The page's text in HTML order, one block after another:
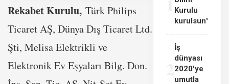
Rekabet Kurulu, Türk Philips
Ticaret AŞ, Dünya Dış Ticaret Ltd.
Şti, Melisa Elektrikli ve
Elektronik Ev Eşyaları Bilg. Don.
Kurulu
kurulsun"
İş
dünyası
2020'ye
umutla